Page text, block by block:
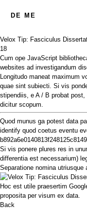
DE ME
Velox Tip: Fasciculus
18
Cum ope JavaScript
websites ad investigandum
Longitudo maneat maximum
quae sint subiecti. Si vis
stipendiis, e A / B probat
dicitur scopum.
Quod munus ga potest data
identify quod coetus eventu
Si vis ponere plures res in
differentia est necessarium)
Separatione nomina
Hoc est utile praesertim
proposita per visum ex data.
Back